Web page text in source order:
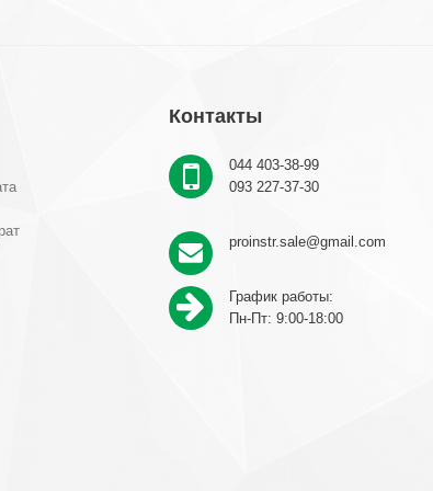
Контакты
044 403-38-99
093 227-37-30
proinstr.sale@gmail.com
График работы:
Пн-Пт: 9:00-18:00